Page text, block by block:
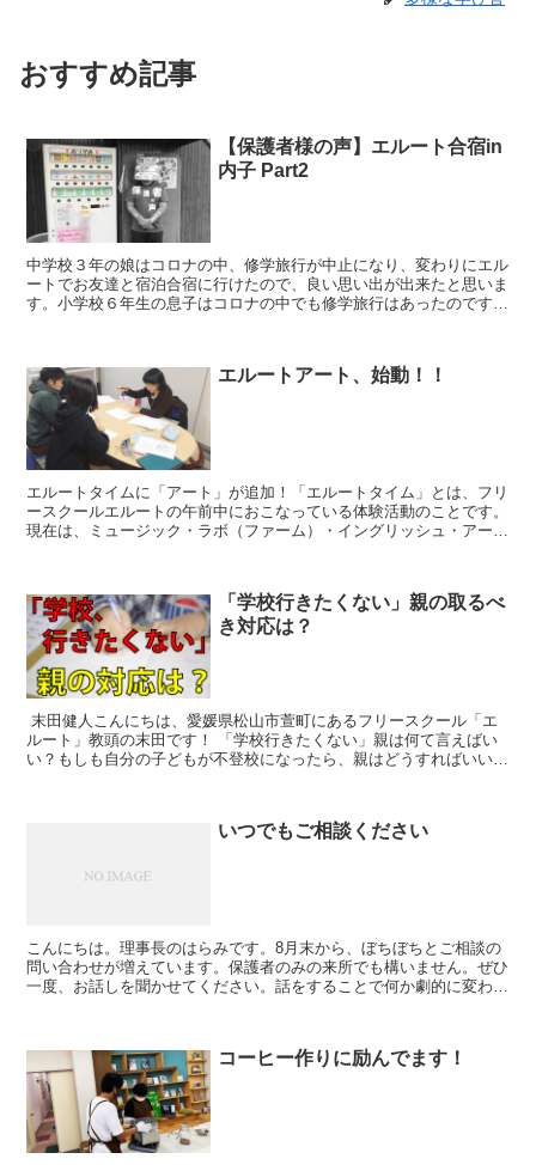
おすすめ記事
【保護者様の声】エルート合宿in
内子 Part2
中学校３年の娘はコロナの中、修学旅行が中止になり、変わりにエル
ートでお友達と宿泊合宿に行けたので、良い思い出が出来たと思いま
す。小学校６年生の息子はコロナの中でも修学旅行はあったのです
エルートアート、始動！！
エルートタイムに「アート」が追加！「エルートタイム」とは、フリ
ースクールエルートの午前中におこなっている体験活動のことです。
現在は、ミュージック・ラボ（ファーム）・イングリッシュ・アー
「学校行きたくない」親の取るべ
き対応は？
末田健人こんにちは、愛媛県松山市萱町にあるフリースクール「エ
ルート」教頭の末田です！ 「学校行きたくない」親は何て言えばい
い？もしも自分の子どもが不登校になったら、親はどうすればいいの
いつでもご相談ください
こんにちは。理事長のはらみです。8月末から、ぼちぼちとご相談の
問い合わせが増えています。保護者のみの来所でも構いません。ぜひ
一度、お話しを聞かせてください。話をすることで何か劇的に変わる
コーヒー作りに励んでます！